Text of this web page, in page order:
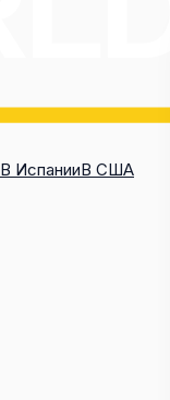
В ИспанииВ США